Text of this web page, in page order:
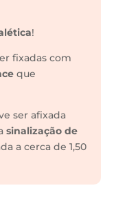
!
fixadas com
que
ser afixada
sinalização de
a cerca de 1,50